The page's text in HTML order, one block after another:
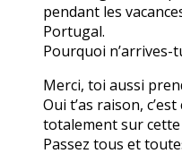
pendant les
Portugal.
Pourquoi n’arrives-
Merci, toi aussi
Oui t’as raison,
totalement sur
Passez tous et